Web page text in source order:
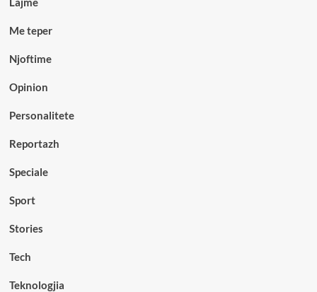
Me teper
Njoftime
Opinion
Personalitete
Reportazh
Speciale
Sport
Stories
Tech
Teknologjia